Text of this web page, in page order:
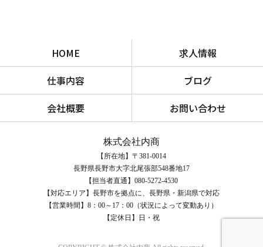
HOME
求人情報
仕事内容
ブログ
会社概要
お問い合わせ
株式会社内商
【所在地】〒381-0014
長野県長野市大字北尾張部548番地17
【担当者直通】080-5272-4530
【対応エリア】長野市を拠点に、長野県・新潟県で対応
【営業時間】8：00～17：00（状況によって変動あり）
【定休日】日・祝